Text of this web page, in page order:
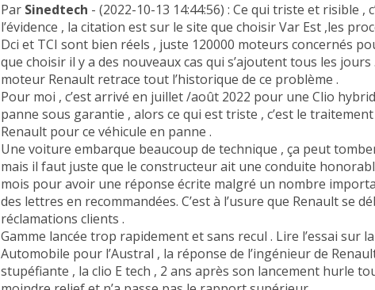
Par Sinedtech - (2022-10-13 14:44:56) : Ce qui triste et risible ,
l’évidence , la citation est sur le site que choisir Var Est ,les
Dci et TCI sont bien réels , juste 120000 moteurs concernés
que choisir il y a des nouveaux cas qui s’ajoutent tous les jours
moteur Renault retrace tout l’historique de ce problème .
Pour moi , c’est arrivé en juillet /août 2022 pour une Clio
panne sous garantie , alors ce qui est triste , c’est le
Renault pour ce véhicule en panne .
Une voiture embarque beaucoup de technique , ça peut
mais il faut juste que le constructeur ait une conduite
mois pour avoir une réponse écrite malgré un nombre
des lettres en recommandées. C’est à l’usure que Renault se
réclamations clients .
Gamme lancée trop rapidement et sans recul . Lire l’essai sur
Automobile pour l’Austral , la réponse de l’ingénieur de
stupéfiante , la clio E tech , 2 ans après son lancement hurle